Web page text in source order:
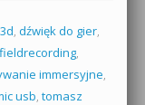
, dźwięk do gier,
fieldrecording,
immersyjne,
usb, tomasz